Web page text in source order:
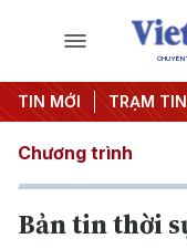
CHUYÊN
TIN MỚI TRẠM
ương 3
Chương trình
Bản tin thời